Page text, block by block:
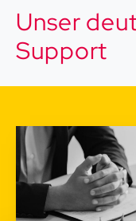
Unser
Support